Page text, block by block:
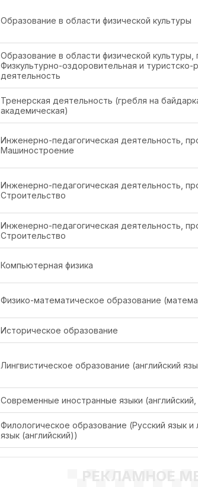
Образование в области физической культуры
Образование в области физической культуры,
Физкультурно-оздоровительная и туристско-
деятельность
Тренерская деятельность (гребля на
академическая)
Инженерно-педагогическая деятельность,
Машиностроение
Инженерно-педагогическая деятельность,
Строительство
Инженерно-педагогическая деятельность,
Строительство
Компьютерная физика
Физико-математическое образование
Историческое образование
Лингвистическое образование (английский
Современные иностранные языки
Филологическое образование (Русский язык
язык (английский))
РЕКЛАМНОЕ